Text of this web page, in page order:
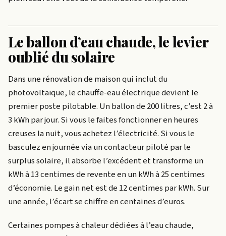
Le ballon d’eau chaude, le levier
oublié du solaire
Dans une rénovation de maison qui inclut du
photovoltaïque, le chauffe-eau électrique devient le
premier poste pilotable. Un ballon de 200 litres, c’est 2 à
3 kWh par jour. Si vous le faites fonctionner en heures
creuses la nuit, vous achetez l’électricité. Si vous le
basculez en journée via un contacteur piloté par le
surplus solaire, il absorbe l’excédent et transforme un
kWh à 13 centimes de revente en un kWh à 25 centimes
d’économie. Le gain net est de 12 centimes par kWh. Sur
une année, l’écart se chiffre en centaines d’euros.
Certaines pompes à chaleur dédiées à l’eau chaude,